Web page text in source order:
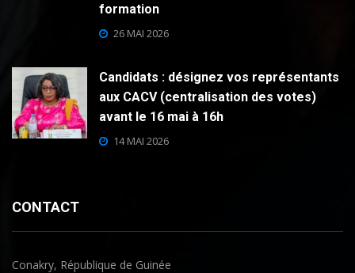
formation
26 MAI 2026
Candidats : désignez vos représentants
aux CACV (centralisation des votes)
avant le 16 mai à 16h
14 MAI 2026
CONTACT
Conakry, République de Guinée